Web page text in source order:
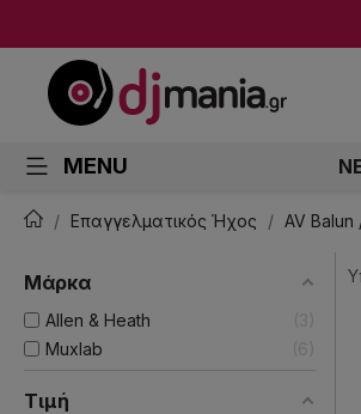
MENU
Επαγγελματικός Ήχος AV
Μάρκα
Allen & Heath
3
Muxlab
6
Τιμή